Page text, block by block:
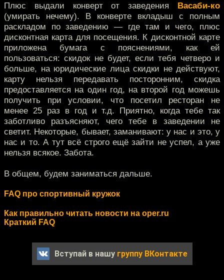
Плюс выдали конверт от заведения Васаби-ко
(умирать нечему). В конверте вкладыш с полным
раскладом по заведению — где там и чего, плюс
дисконтная карта для посещения. К дисконтной карте
приложена бумага с пояснениями, как ей
пользоваться: скидок не будет, если тебя четверо и
больше, на юридические лица скидки не действуют,
карту нельзя передавать посторонним, скидка
предоставляется на один год, на второй год можешь
получить при условии, что посетил ресторан не
менее 25 раз в год и т.д. Приятно, когда тебе так
заботливо разъясняют, чего тебе в заведении не
светит. Некоторые, бывает, заманивают: у нас и это, у
нас и то. А тут всё строго ещё зайти не успел, а уже
нельзя всякое. Забота.
В общем, будем заниматься дальше.
FAQ про спортивный кружок
Как правильно читать новости на oper.ru
Краткий FAQ
Вступай в нашу группу ВКонтакте